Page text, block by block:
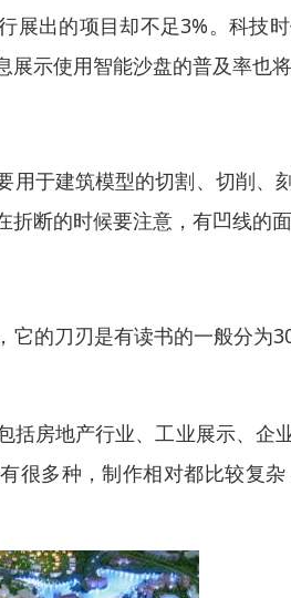
展出的项目却不足3%。科技
示使用智能沙盘的普及率也将
于建筑模型的切割、切削、
断的时候要注意，有凹线的面
的刀刃是有读书的一般分为
房地产行业、工业展示、企
很多种，制作相对都比较复